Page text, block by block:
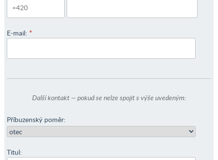
E-mail: *
Další kontakt — pokud se nelze spojit s výše uvedeným:
Příbuzenský poměr:
Titul: